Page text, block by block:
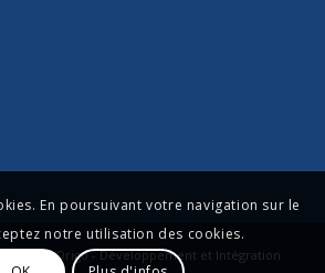
Origo - Développement et Intégration
En poursuivant votre navigation sur le
notre utilisation des cookies.